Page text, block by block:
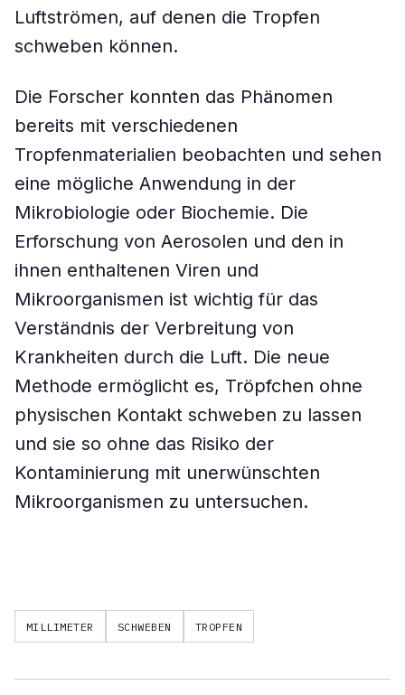
Luftströmen, auf denen die Tropfen
schweben können.
Die Forscher konnten das Phänomen
bereits mit verschiedenen
Tropfenmaterialien beobachten und sehen
eine mögliche Anwendung in der
Mikrobiologie oder Biochemie. Die
Erforschung von Aerosolen und den in
ihnen enthaltenen Viren und
Mikroorganismen ist wichtig für das
Verständnis der Verbreitung von
Krankheiten durch die Luft. Die neue
Methode ermöglicht es, Tröpfchen ohne
physischen Kontakt schweben zu lassen
und sie so ohne das Risiko der
Kontaminierung mit unerwünschten
Mikroorganismen zu untersuchen.
MILLIMETER SCHWEBEN TROPFEN